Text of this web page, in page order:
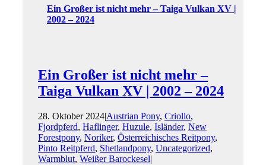
Ein Großer ist nicht mehr – Taiga Vulkan XV |
2002 – 2024
Ein Großer ist nicht mehr –
Taiga Vulkan XV | 2002 – 2024
28. Oktober 2024|Austrian Pony, Criollo,
Fjordpferd, Haflinger, Huzule, Isländer, New
Forestpony, Noriker, Österreichisches Reitpony,
Pinto Reitpferd, Shetlandpony, Uncategorized,
Warmblut, Weißer Barockesel|